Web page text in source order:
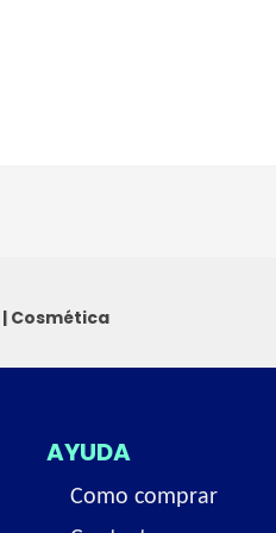
| Cosmética
AYUDA
Como comprar